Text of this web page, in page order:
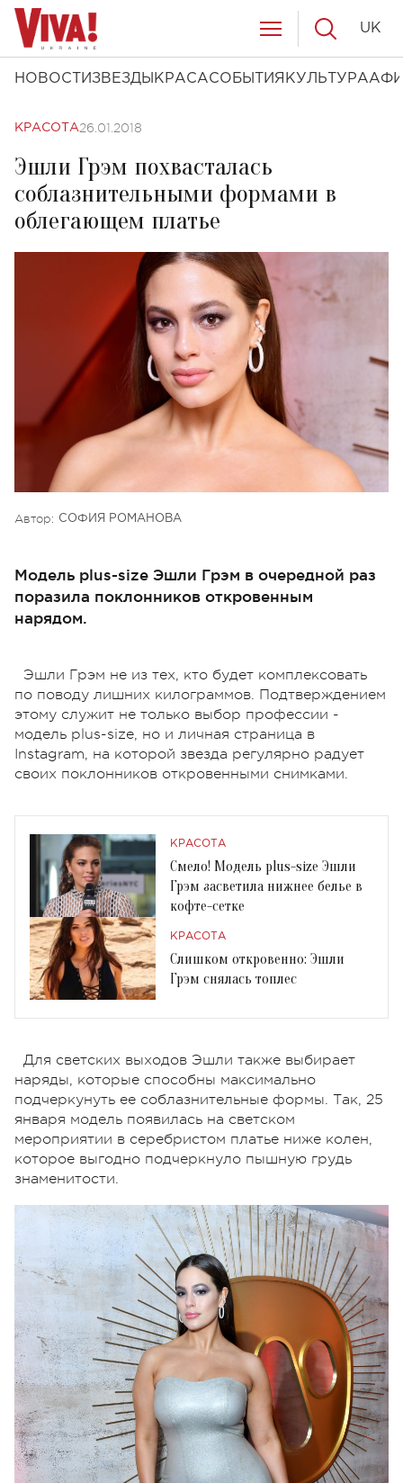
НОВОСТИ ЗВЕЗДЫ КРАСАСОБЫТИЯ КУЛЬТУРА
UK
КРАСОТА26.01.2018
Эшли Грэм похвасталась
соблазнительными формами в
облегающем платье
Автор: СОФИЯ РОМАНОВА
Модель plus-size Эшли Грэм в очередной раз
поразила поклонников откровенным
нарядом.
Эшли Грэм не из тех, кто будет комплексовать
по поводу лишних килограммов. Подтверждением
этому служит не только выбор профессии -
модель plus-size, но и личная страница в
Instagram, на которой звезда регулярно радует
своих поклонников откровенными снимками.
КРАСОТА
Смело! Модель plus-size Эшли
Грэм засветила нижнее белье в
кофте-сетке
КРАСОТА
Слишком откровенно: Эшли
Грэм снялась топлес
Для светских выходов Эшли также выбирает
наряды, которые способны максимально
подчеркунуть ее соблазнительные формы. Так, 25
января модель появилась на светском
мероприятии в серебристом платье ниже колен,
которое выгодно подчеркнуло пышную грудь
знаменитости.